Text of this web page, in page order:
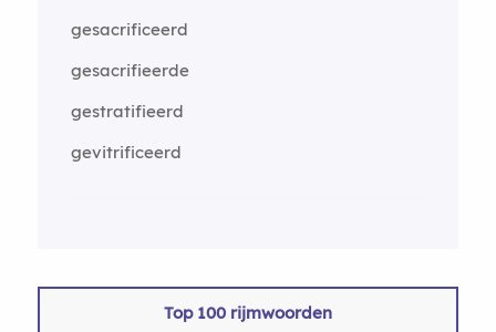
gesacrificeerd
gesacrifieerde
gestratifieerd
gevitrificeerd
Top 100 rijmwoorden